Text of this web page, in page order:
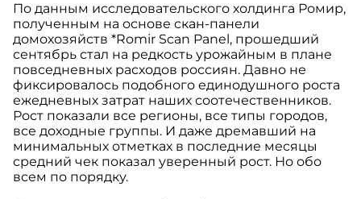
По данным исследовательского холдинга Ромир,
полученным на основе скан-панели
домохозяйств *Romir Scan Panel, прошедший
сентябрь стал на редкость урожайным в плане
повседневных расходов россиян. Давно не
фиксировалось подобного единодушного роста
ежедневных затрат наших соотечественников.
Рост показали все регионы, все типы городов,
все доходные группы. И даже дремавший на
минимальных отметках в последние месяцы
средний чек показал уверенный рост. Но обо
всем по порядку.